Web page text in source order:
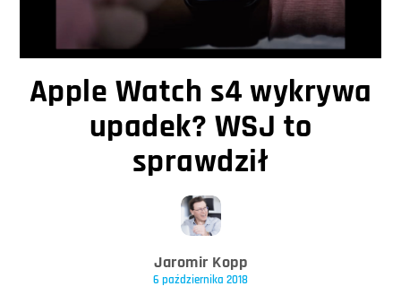
Apple Watch s4 wykrywa
upadek? WSJ to
sprawdził
Jaromir Kopp
6 października 2018